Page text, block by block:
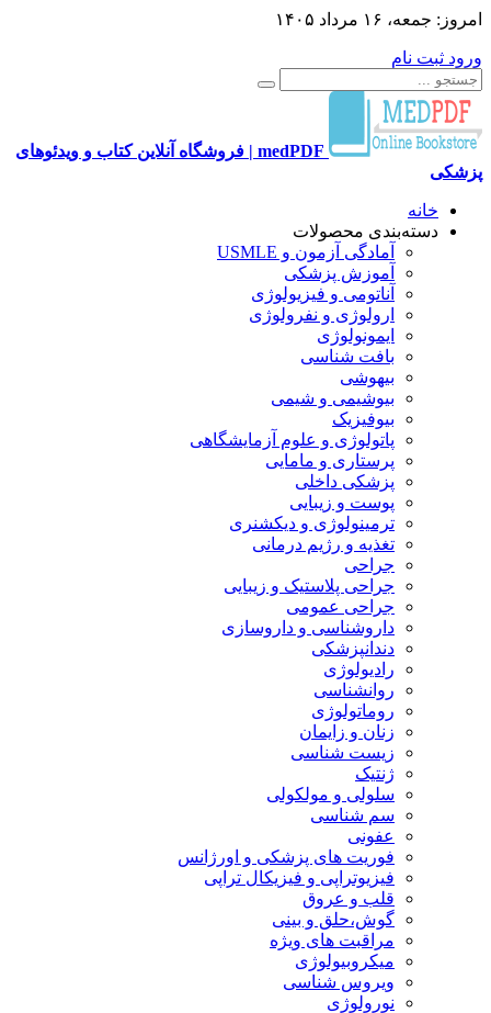
امروز: جمعه، ۱۶ مرداد ۱۴۰۵
ورود ثبت نام
medPDF | فروشگاه آنلاین کتاب و ویدئوهای
پزشکی
خانه
دسته‌بندی محصولات
آمادگی آزمون و USMLE
آموزش پزشکی
آناتومی و فیزیولوژی
ارولوژی و نفرولوژی
ایمونولوژی
بافت شناسی
بیهوشی
بیوشیمی و شیمی
بیوفیزیک
پاتولوژی و علوم آزمایشگاهی
پرستاری و مامایی
پزشکی داخلی
پوست و زیبایی
ترمینولوژی و دیکشنری
تغذیه و رژیم درمانی
جراحی
جراحی پلاستیک و زیبایی
جراحی عمومی
داروشناسی و داروسازی
دندانپزشکی
رادیولوژی
روانشناسی
روماتولوژی
زنان و زایمان
زیست شناسی
ژنتیک
سلولی و مولکولی
سم شناسی
عفونی
فوریت های پزشکی و اورژانس
فیزیوتراپی و فیزیکال تراپی
قلب و عروق
گوش،حلق و بینی
مراقبت های ویژه
میکروبیولوژی
ویروس شناسی
نورولوژی